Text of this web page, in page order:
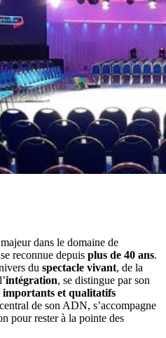
dans le domaine de
reconnue depuis plus de 40 ans.
du spectacle vivant, de la
intégration, se distingue par son
importants et qualitatifs
de son ADN, s’accompagne
pour rester à la pointe des